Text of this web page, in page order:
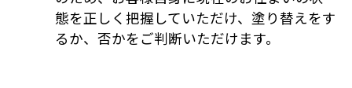
態を正しく把握していただけ、塗り替えをす
るか、否かをご判断いただけます。